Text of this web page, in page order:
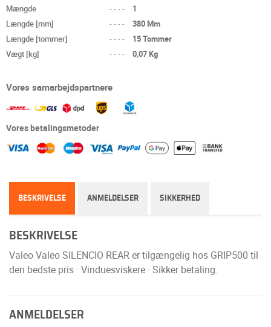
Mængde ----
1
Længde [mm]
----
380 Mm
Længde [tommer]
----
15 Tommer
Vægt [kg]
---- 0,07 Kg
Vores samarbejdspartnere
Vores betalingsmetoder
BESKRIVELSE ANMELDELSER SIKKERHED
BESKRIVELSE
Valeo Valeo SILENCIO REAR er tilgængelig hos GRIP500 til
den bedste pris · Vinduesviskere · Sikker betaling.
ANMELDELSER